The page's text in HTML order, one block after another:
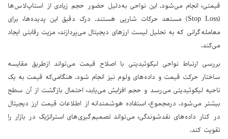
قیمتی، انجام می‌شود. این نواحی به‌دلیل حضور حجم زیادی از استاپ‌لاس‌ها
(Stop Loss) مستعد حرکات شارپی هستند. درک دقیق این پدیده‌ها، برای
معامله‌گرانی که به تحلیل لیست ارزهای دیجیتال می‌پردازند، مزیت رقابتی ایجاد
می‌کند.
بررسی ارتباط نواحی لیکوئیدیتی با اصلاح قیمت می‌تواند ازطریق مقایسه
ساختار حرکت قیمت و داده‌های ولوم نیز انجام شود. هنگامی‌که قیمت به یک
ناحیه لیکوئیدیتی می‌رسد و حجم افزایش می‌یابد، احتمال بازگشت از آن سطح
بیشتر می‌شود. درمجموع، استفاده هوشمندانه از اطلاعات قیمت ارز دیجیتال
در کنار داده‌های نقدشوندگی، می‌تواند تصمیم‌گیری‌های استراتژیک در بازار را
تقویت کند.